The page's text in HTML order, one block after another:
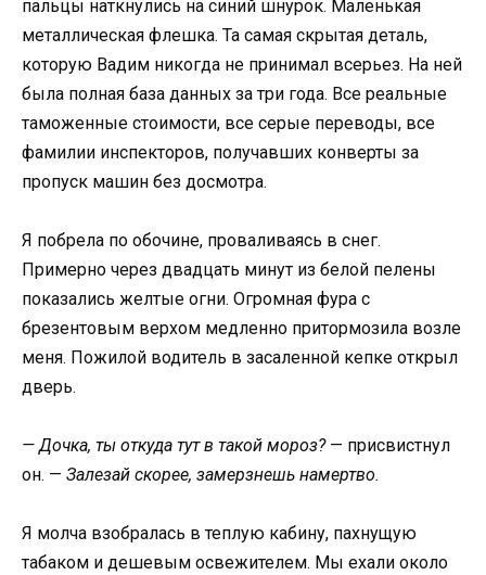
пальцы наткнулись на синий шнурок. Маленькая
металлическая флешка. Та самая скрытая деталь,
которую Вадим никогда не принимал всерьез. На ней
была полная база данных за три года. Все реальные
таможенные стоимости, все серые переводы, все
фамилии инспекторов, получавших конверты за
пропуск машин без досмотра.
Я побрела по обочине, проваливаясь в снег.
Примерно через двадцать минут из белой пелены
показались желтые огни. Огромная фура с
брезентовым верхом медленно притормозила возле
меня. Пожилой водитель в засаленной кепке открыл
дверь.
— Дочка, ты откуда тут в такой мороз?— присвистнул
он. — Залезай скорее, замерзнешь намертво.
Я молча взобралась в теплую кабину, пахнущую
табаком и дешевым освежителем. Мы ехали около